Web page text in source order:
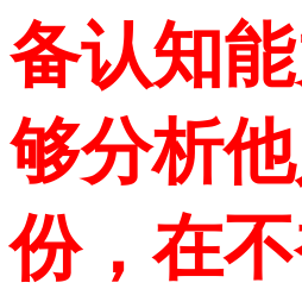
备认知
够分析
份，在